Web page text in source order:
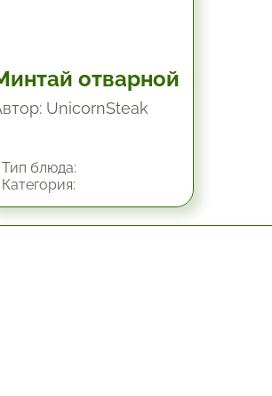
отварной
UnicornSteak
блюда: